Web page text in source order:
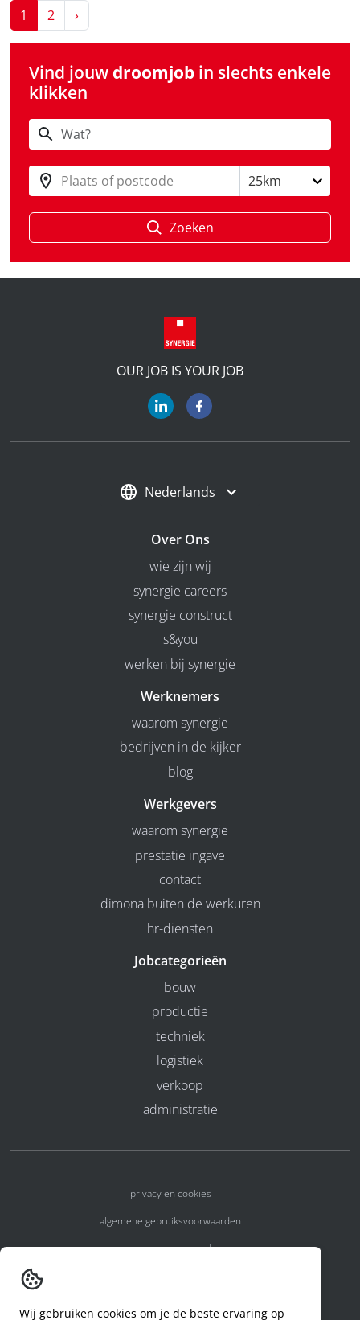
1 2 ›
Vind jouw droomjob in slechts enkele
klikken
Plaats of postcode 25km
Zoeken
OUR JOB IS YOUR JOB
Nederlands
Over Ons
wie zijn wij
synergie careers
synergie construct
s&you
werken bij synergie
Werknemers
waarom synergie
bedrijven in de kijker
blog
Werkgevers
waarom synergie
prestatie ingave
contact
dimona buiten de werkuren
hr-diensten
Jobcategorieën
bouw
productie
techniek
logistiek
verkoop
administratie
privacy en cookies
algemene gebruiksvoorwaarden
algemene voorwaarden
Wij gebruiken cookies om je de beste ervaring op